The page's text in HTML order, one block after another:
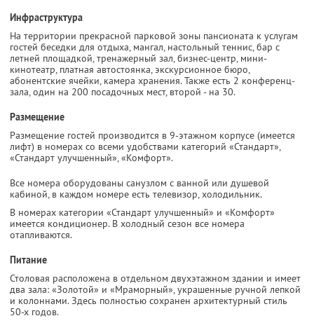
Инфраструктура
На территории прекрасной парковой зоны пансионата к услугам
гостей беседки для отдыха, мангал, настольный теннис, бар с
летней площадкой, тренажерный зал, бизнес-центр, мини-
кинотеатр, платная автостоянка, экскурсионное бюро,
абонентские ячейки, камера хранения. Также есть 2 конференц-
зала, один на 200 посадочных мест, второй - на 30.
Размещение
Размещение гостей производится в 9-этажном корпусе (имеется
лифт) в номерах со всеми удобствами категорий «Стандарт»,
«Стандарт улучшенный», «Комфорт».
Все номера оборудованы санузлом с ванной или душевой
кабиной, в каждом номере есть телевизор, холодильник.
В номерах категории «Стандарт улучшенный» и «Комфорт»
имеется кондиционер. В холодный сезон все номера
отапливаются.
Питание
Столовая расположена в отдельном двухэтажном здании и имеет
два зала: «Золотой» и «Мраморный», украшенные ручной лепкой
и колоннами. Здесь полностью сохранен архитектурный стиль
50-х годов.